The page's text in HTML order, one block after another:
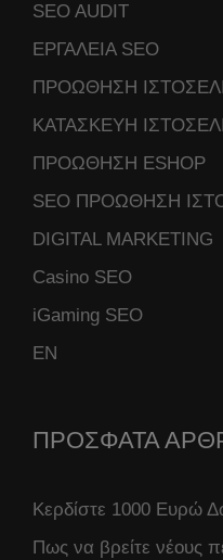
SEO AUDIT
ΕΡΓΑΛΕΙΑ SEO
ΠΡΟΩΘΗΣΗ
ΚΑΤΑΣΚΕΥΗ
ΠΡΟΩΘΗΣΗ ESHOP
SEO ΠΡΟΩΘΗΣΗ
DIGITAL MARKETING
Casino SEO
iGaming SEO
ΕΝ
ΠΡΟΣΦΑΤΑ
Κερδίστε 1000 Ευρώ
Πως να βρείτε νέους